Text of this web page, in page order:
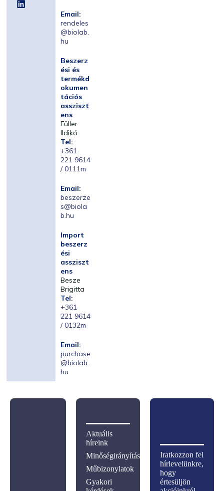
Email:
rendeles
@biolab.
hu
Beszerz
ési és
termékd
okumen
tációs
assziszt
ens
Füller
Ildikó
Tel:
+361
221 9614
/ 0111m
Email:
beszerze
s@biola
b.hu
Import
beszerz
ési
assziszt
ens
Besze
Brigitta
Tel:
+361
221 9614
/ 0132m
Email:
purchase
@biolab.
hu
Iratkozzon fel
hírlevelünkre,
hogy
értesüljön
Aktuális
híreink
Minőségirányítás
Műbizonylatok
Gyakori